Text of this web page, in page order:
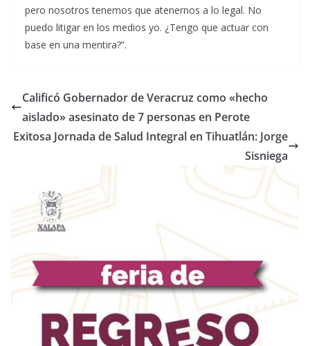
pero nosotros tenemos que atenernos a lo legal. No
puedo litigar en los medios yo. ¿Tengo que actuar con
base en una mentira?”.
Calificó Gobernador de Veracruz como «hecho
aislado» asesinato de 7 personas en Perote
Exitosa Jornada de Salud Integral en Tihuatlán: Jorge
Sisniega